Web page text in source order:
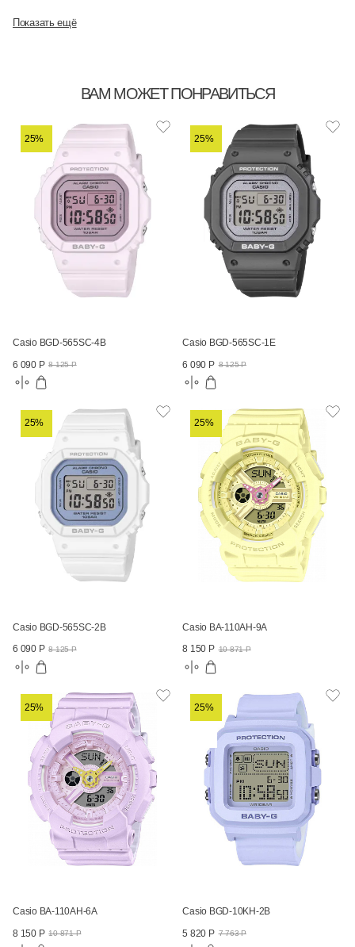
Показать ещё
ВАМ МОЖЕТ ПОНРАВИТЬСЯ
25%
Casio BGD-565SC-4B
6 090 Р 8 125 Р
25%
Casio BGD-565SC-1E
6 090 Р 8 125 Р
25%
Casio BGD-565SC-2B
6 090 Р 8 125 Р
25%
Casio BA-110AH-9A
8 150 Р 10 871 Р
25%
Casio BA-110AH-6A
8 150 Р 10 871 Р
25%
Casio BGD-10KH-2B
5 820 Р 7 763 Р